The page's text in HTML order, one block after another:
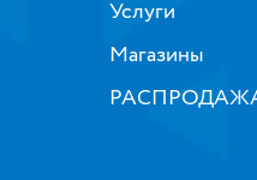
Услуги
Магазины